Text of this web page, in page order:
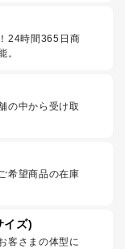
24時間365日商
。
の中から受け取
希望商品の在庫
イズ)
客さまの体型に